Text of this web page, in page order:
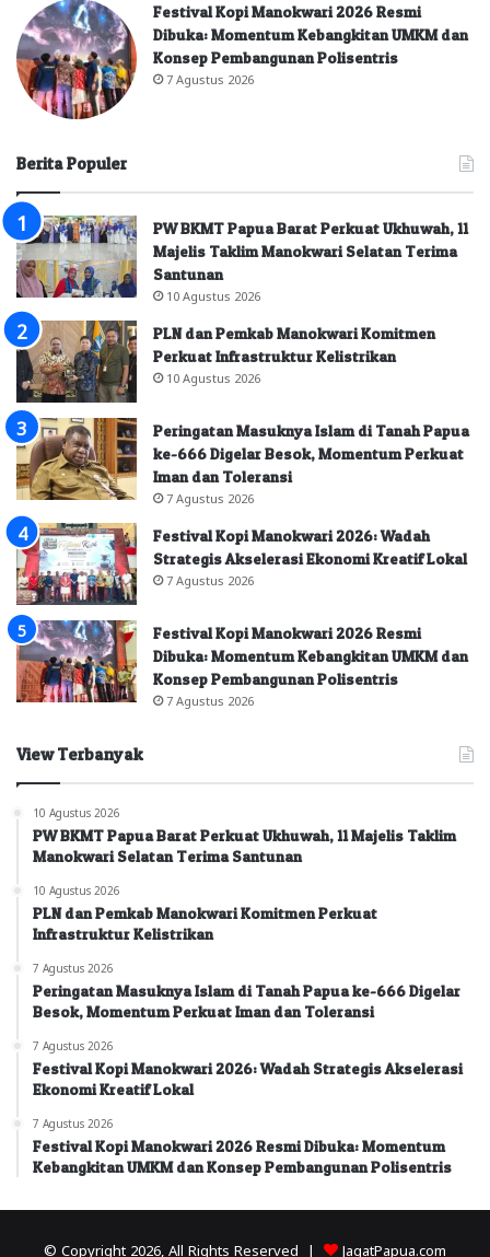
Festival Kopi Manokwari 2026 Resmi
Dibuka: Momentum Kebangkitan UMKM dan
Konsep Pembangunan Polisentris
7 Agustus 2026
Berita Populer
PW BKMT Papua Barat Perkuat Ukhuwah, 11
Majelis Taklim Manokwari Selatan Terima
Santunan
10 Agustus 2026
PLN dan Pemkab Manokwari Komitmen
Perkuat Infrastruktur Kelistrikan
10 Agustus 2026
Peringatan Masuknya Islam di Tanah Papua
ke-666 Digelar Besok, Momentum Perkuat
Iman dan Toleransi
7 Agustus 2026
Festival Kopi Manokwari 2026: Wadah
Strategis Akselerasi Ekonomi Kreatif Lokal
7 Agustus 2026
Festival Kopi Manokwari 2026 Resmi
Dibuka: Momentum Kebangkitan UMKM dan
Konsep Pembangunan Polisentris
7 Agustus 2026
View Terbanyak
10 Agustus 2026
PW BKMT Papua Barat Perkuat Ukhuwah, 11 Majelis Taklim
Manokwari Selatan Terima Santunan
10 Agustus 2026
PLN dan Pemkab Manokwari Komitmen Perkuat
Infrastruktur Kelistrikan
7 Agustus 2026
Peringatan Masuknya Islam di Tanah Papua ke-666 Digelar
Besok, Momentum Perkuat Iman dan Toleransi
7 Agustus 2026
Festival Kopi Manokwari 2026: Wadah Strategis Akselerasi
Ekonomi Kreatif Lokal
7 Agustus 2026
Festival Kopi Manokwari 2026 Resmi Dibuka: Momentum
Kebangkitan UMKM dan Konsep Pembangunan Polisentris
© Copyright 2026, All Rights Reserved | JagatPapua.com